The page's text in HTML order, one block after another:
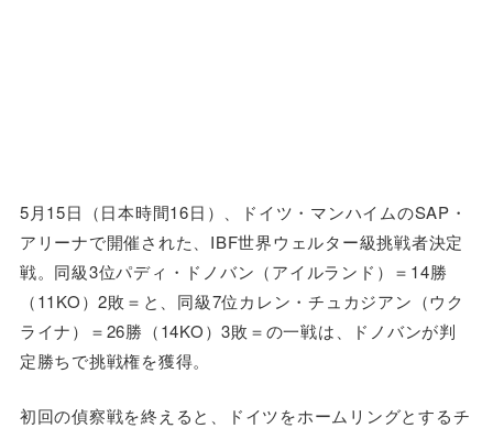
5月15日（日本時間16日）、ドイツ・マンハイムのSAP・
アリーナで開催された、IBF世界ウェルター級挑戦者決定
戦。同級3位パディ・ドノバン（アイルランド）＝14勝
（11KO）2敗＝と、同級7位カレン・チュカジアン（ウク
ライナ）＝26勝（14KO）3敗＝の一戦は、ドノバンが判
定勝ちで挑戦権を獲得。
初回の偵察戦を終えると、ドイツをホームリングとするチ